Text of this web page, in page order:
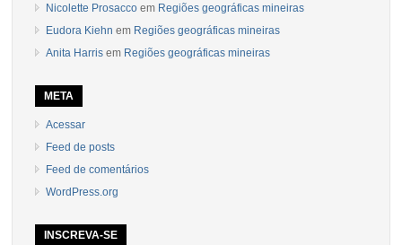
Nicolette Prosacco em Regiões geográficas mineiras
Eudora Kiehn em Regiões geográficas mineiras
Anita Harris em Regiões geográficas mineiras
META
Acessar
Feed de posts
Feed de comentários
WordPress.org
INSCREVA-SE